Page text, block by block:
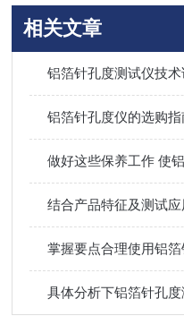
相关文章
铝箔针孔度测试仪技
铝箔针孔度仪的选购
做好这些保养工作 使
结合产品特征及测试
掌握要点合理使用铝
具体分析下铝箔针孔